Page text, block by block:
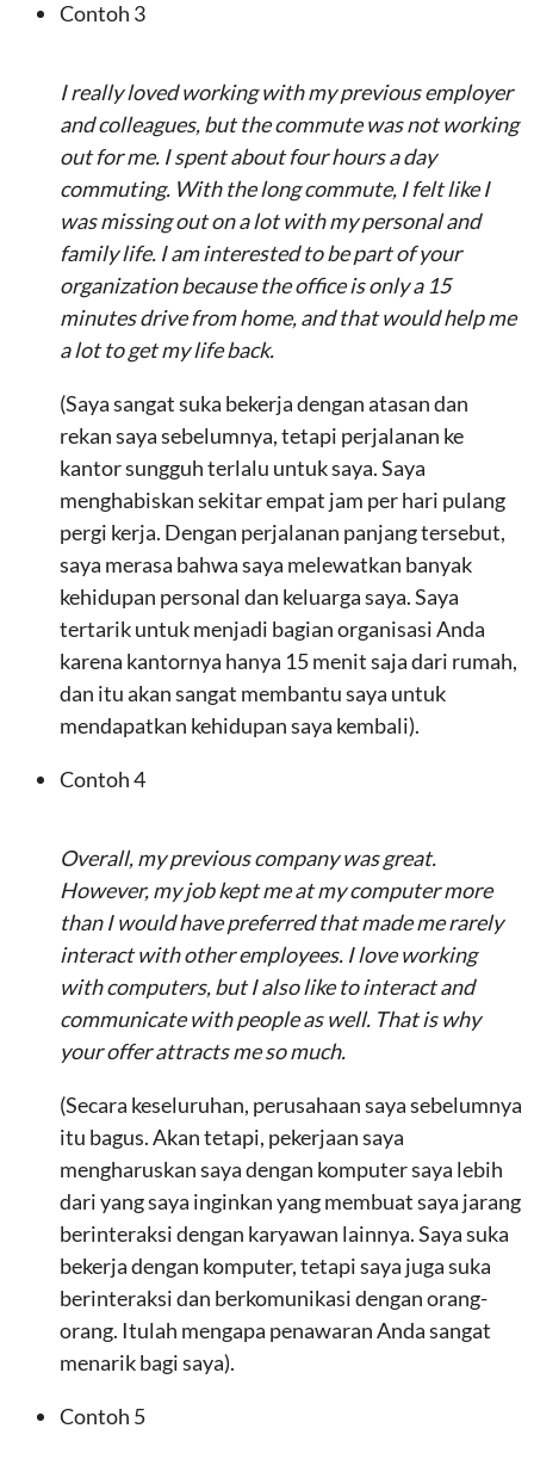
Contoh 3
I really loved working with my previous employer
and colleagues, but the commute was not working
out for me. I spent about four hours a day
commuting. With the long commute, I felt like I
was missing out on a lot with my personal and
family life. I am interested to be part of your
organization because the office is only a 15
minutes drive from home, and that would help me
a lot to get my life back.
(Saya sangat suka bekerja dengan atasan dan
rekan saya sebelumnya, tetapi perjalanan ke
kantor sungguh terlalu untuk saya. Saya
menghabiskan sekitar empat jam per hari pulang
pergi kerja. Dengan perjalanan panjang tersebut,
saya merasa bahwa saya melewatkan banyak
kehidupan personal dan keluarga saya. Saya
tertarik untuk menjadi bagian organisasi Anda
karena kantornya hanya 15 menit saja dari rumah,
dan itu akan sangat membantu saya untuk
mendapatkan kehidupan saya kembali).
Contoh 4
Overall, my previous company was great.
However, my job kept me at my computer more
than I would have preferred that made me rarely
interact with other employees. I love working
with computers, but I also like to interact and
communicate with people as well. That is why
your offer attracts me so much.
(Secara keseluruhan, perusahaan saya sebelumnya
itu bagus. Akan tetapi, pekerjaan saya
mengharuskan saya dengan komputer saya lebih
dari yang saya inginkan yang membuat saya jarang
berinteraksi dengan karyawan lainnya. Saya suka
bekerja dengan komputer, tetapi saya juga suka
berinteraksi dan berkomunikasi dengan orang-
orang. Itulah mengapa penawaran Anda sangat
menarik bagi saya).
Contoh 5